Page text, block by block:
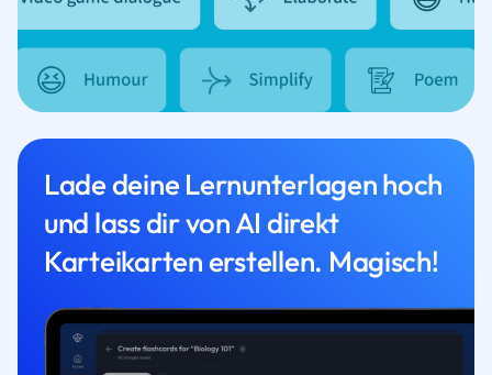
Lade deine Lernunterlagen hoch
und lass dir von AI direkt
Karteikarten erstellen. Magisch!